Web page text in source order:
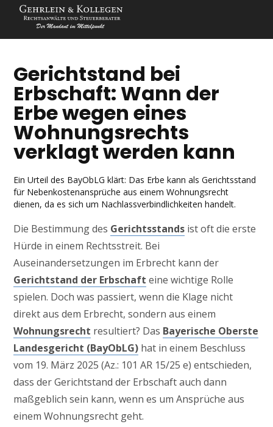
Gerichtstand bei
Erbschaft: Wann der
Erbe wegen eines
Wohnungsrechts
verklagt werden kann
Ein Urteil des BayObLG klärt: Das Erbe kann als Gerichtsstand
für Nebenkostenansprüche aus einem Wohnungsrecht
dienen, da es sich um Nachlassverbindlichkeiten handelt.
Die Bestimmung des Gerichtsstands ist oft die erste
Hürde in einem Rechtsstreit. Bei
Auseinandersetzungen im Erbrecht kann der
Gerichtstand der Erbschaft eine wichtige Rolle
spielen. Doch was passiert, wenn die Klage nicht
direkt aus dem Erbrecht, sondern aus einem
Wohnungsrecht resultiert? Das Bayerische Oberste
Landesgericht (BayObLG) hat in einem Beschluss
vom 19. März 2025 (Az.: 101 AR 15/25 e) entschieden,
dass der Gerichtstand der Erbschaft auch dann
maßgeblich sein kann, wenn es um Ansprüche aus
einem Wohnungsrecht geht.